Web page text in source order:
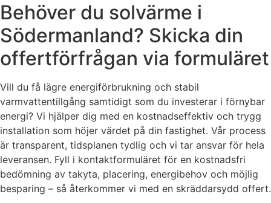
Behöver du solvärme i
Södermanland? Skicka din
offertförfrågan via formuläret
Vill du få lägre energiförbrukning och stabil
varmvattentillgång samtidigt som du investerar i förnybar
energi? Vi hjälper dig med en kostnadseffektiv och trygg
installation som höjer värdet på din fastighet. Vår process
är transparent, tidsplanen tydlig och vi tar ansvar för hela
leveransen. Fyll i kontaktformuläret för en kostnadsfri
bedömning av takyta, placering, energibehov och möjlig
besparing – så återkommer vi med en skräddarsydd offert.